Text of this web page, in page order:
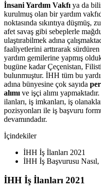
İnsani Yardım Vakfı ya da
kurulmuş olan bir yardım
noktasında sıkıntıya düşmüş,
afet savaş gibi sebeplerle
ulaştırabilmek adına
faaliyetlerini arttırarak sürdüren
yardım gemilerine yapmış
bugüne kadar Çeçenistan,
bulunmuştur. İHH tüm bu
adına bünyesine çok sayıda
alımı ve işçi alımı
ilanları, iş imkanları, iş
pozisyonları ile iş başvuru
devamındadır.
İçindekiler
İHH İş İlanları 2021
İHH İş Başvurusu Nasıl,
İHH İş İlanları 2021